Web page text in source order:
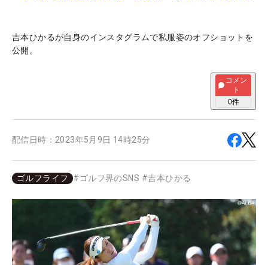
吉本ひかるが自身のインスタグラムで私服姿のオフショットを
公開。
コメン
ト
0件
配信日時： 2023年5月9日 14時25分
ゴルフライフ # ゴルフ界のSNS #吉本ひかる